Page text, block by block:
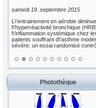
samedi 19. septembre 2015
L\'entrainement en aérobie diminue
l\'hyperréactivité bronchique
l\'inflammation systémique chez
patients souffrant d\'asthme
sévère: un essai randomisé
Photothèque